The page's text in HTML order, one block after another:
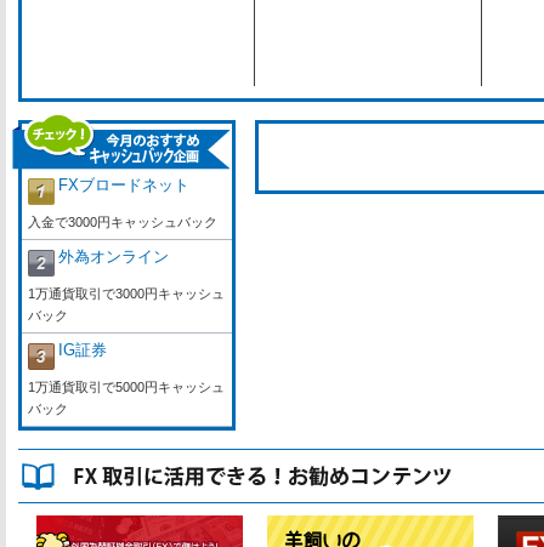
FXブロードネット
入金で3000円キャッシュバック
外為オンライン
1万通貨取引で3000円キャッシュ
バック
IG証券
1万通貨取引で5000円キャッシュ
バック